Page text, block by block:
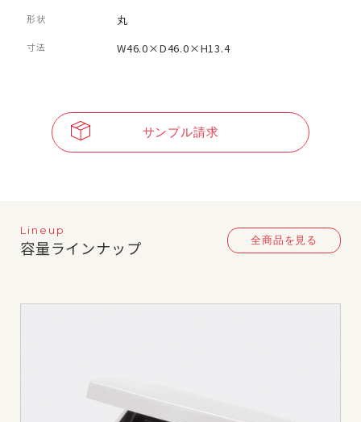
形状 丸
寸法 W46.0×D46.0×H13.4
サンプル請求
Lineup
容量ラインナップ 全商品を見る